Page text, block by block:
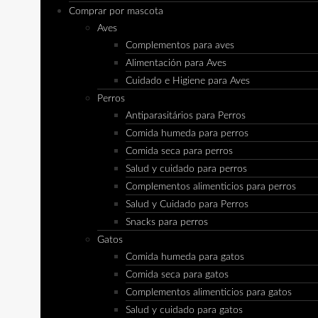
Comprar por mascota
Aves
Complementos para aves
Alimentación para Aves
Cuidado e Higiene para Aves
Perros
Antiparasitários para Perros
Comida humeda para perros
Comida seca para perros
Salud y cuidado para perros
Complementos alimenticios para perros
Salud y Cuidado para Perros
Snacks para perros
Gatos
Comida humeda para gatos
Comida seca para gatos
Complementos alimenticios para gatos
Salud y cuidado para gatos